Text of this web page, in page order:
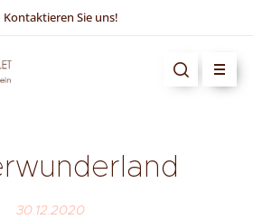
Kontaktieren Sie uns!
30.12.2020